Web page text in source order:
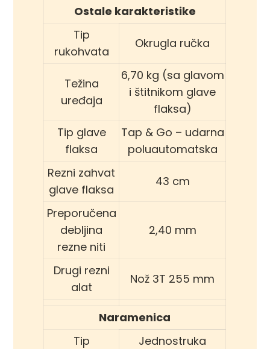
Ostale karakteristike
Tip
rukohvata
Okrugla ručka
Težina
uređaja
6,70 kg (sa glavom
i štitnikom glave
flaksa)
Tip glave
flaksa
Tap & Go – udarna
poluautomatska
Rezni zahvat
glave flaksa
43 cm
Preporučena
debljina
rezne niti
2,40 mm
Drugi rezni
alat
Nož 3T 255 mm
Naramenica
Tip
Jednostruka